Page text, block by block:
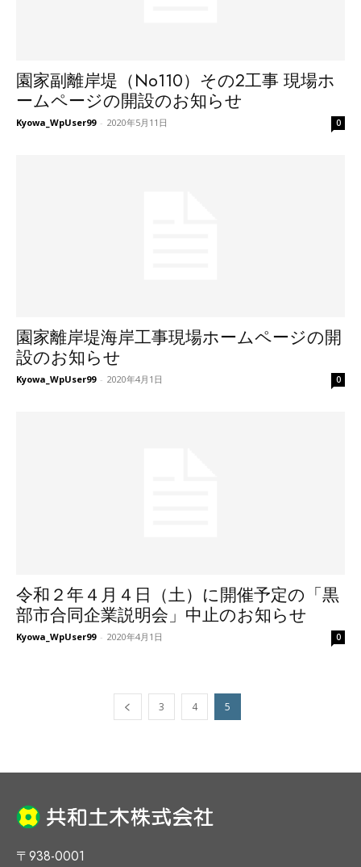
園家副離岸堤（No110）その2工事 現場ホ
ームページの開設のお知らせ
Kyowa_WpUser99 - 2020年5月11日 0
園家離岸堤海岸工事現場ホームページの開
設のお知らせ
Kyowa_WpUser99 - 2020年4月1日 0
令和２年４月４日（土）に開催予定の「黒
部市合同企業説明会」中止のお知らせ
Kyowa_WpUser99 - 2020年4月1日 0
3 4 5
〒938-0001